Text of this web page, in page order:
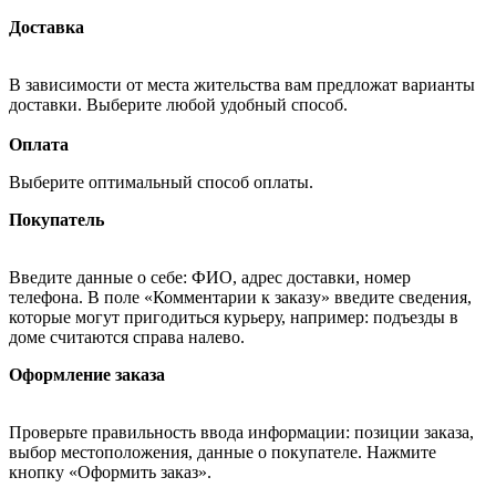
Доставка
В зависимости от места жительства вам предложат варианты
доставки. Выберите любой удобный способ.
Оплата
Выберите оптимальный способ оплаты.
Покупатель
Введите данные о себе: ФИО, адрес доставки, номер
телефона. В поле «Комментарии к заказу» введите сведения,
которые могут пригодиться курьеру, например: подъезды в
доме считаются справа налево.
Оформление заказа
Проверьте правильность ввода информации: позиции заказа,
выбор местоположения, данные о покупателе. Нажмите
кнопку «Оформить заказ».